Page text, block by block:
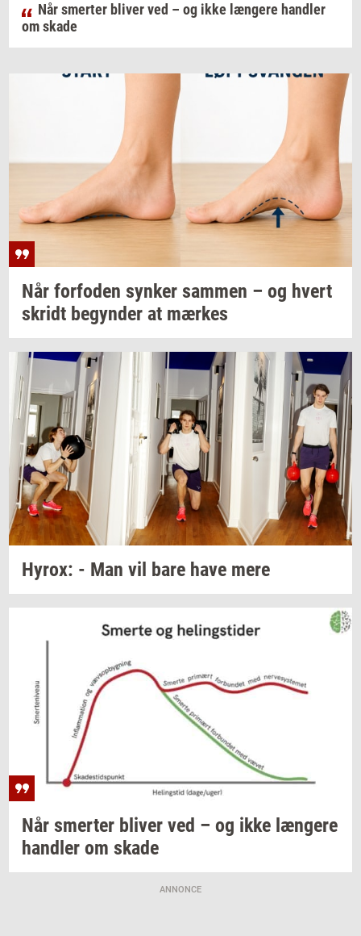
Når smerter bliver ved – og ikke længere handler
om skade
Når for­fo­den syn­ker sam­men – og hvert
skridt be­gyn­der at mær­kes
Hyrox: - Man vil bare have mere
Når smer­ter bli­ver ved – og ikke læn­ge­re
hand­ler om skade
ANNONCE